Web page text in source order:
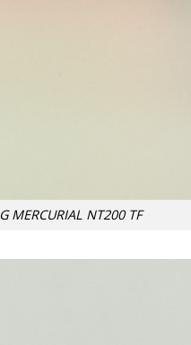
MERCURIAL NT200 TF